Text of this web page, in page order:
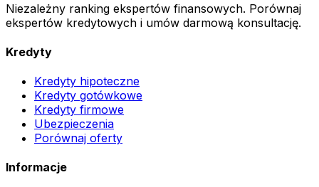
Niezależny ranking ekspertów finansowych. Porównaj
ekspertów kredytowych i umów darmową konsultację.
Kredyty
Kredyty hipoteczne
Kredyty gotówkowe
Kredyty firmowe
Ubezpieczenia
Porównaj oferty
Informacje